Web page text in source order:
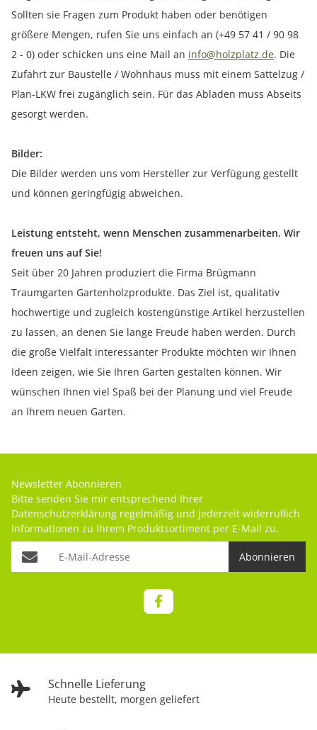
Sollten sie Fragen zum Produkt haben oder benötigen
größere Mengen, rufen Sie uns einfach an (+49 57 41 / 90 98
2 - 0) oder schicken uns eine Mail an info@holzplatz.de. Die
Zufahrt zur Baustelle / Wohnhaus muss mit einem Sattelzug /
Plan-LKW frei zugänglich sein. Für das Abladen muss Abseits
gesorgt werden.
Bilder:
Die Bilder werden uns vom Hersteller zur Verfügung gestellt
und können geringfügig abweichen.
Leistung entsteht, wenn Menschen zusammenarbeiten. Wir
freuen uns auf Sie!
Seit über 20 Jahren produziert die Firma Brügmann
Traumgarten Gartenholzprodukte. Das Ziel ist, qualitativ
hochwertige und zugleich kostengünstige Artikel herzustellen
zu lassen, an denen Sie lange Freude haben werden. Durch
die große Vielfalt interessanter Produkte möchten wir Ihnen
Ideen zeigen, wie Sie Ihren Garten gestalten können. Wir
wünschen Ihnen viel Spaß bei der Planung und viel Freude
an Ihrem neuen Garten.
Schnelle Lieferung
Heute bestellt, morgen geliefert
Newsletter Abonnieren
Bitte senden Sie mir entsprechend Ihrer
Datenschutzerklärung regelmäßig und jederzeit widerruflich
Informationen zu Ihrem Produktsortiment per E-Mail zu.
Abonnieren